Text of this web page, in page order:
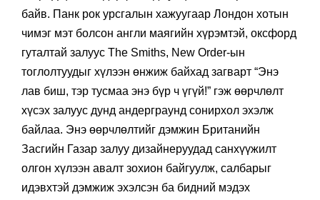
байв. Панк рок урсгалын хажуугаар Лондон хотын
чимэг мэт болсон англи маягийн хүрэмтэй, оксфорд
гуталтай залуус The Smiths, New Order-ын
тоглолтуудыг хүлээн өнжиж байхад загварт “Энэ
лав биш, тэр тусмаа энэ бүр ч үгүй!” гэж өөрчлөлт
хүсэх залуус дунд андерграунд сонирхол эхэлж
байлаа. Энэ өөрчлөлтийг дэмжин Британийн
Засгийн Газар залуу дизайнеруудад санхүүжилт
олгон хүлээн авалт зохион байгуулж, салбарыг
идэвхтэй дэмжиж эхэлсэн ба бидний мэдэх